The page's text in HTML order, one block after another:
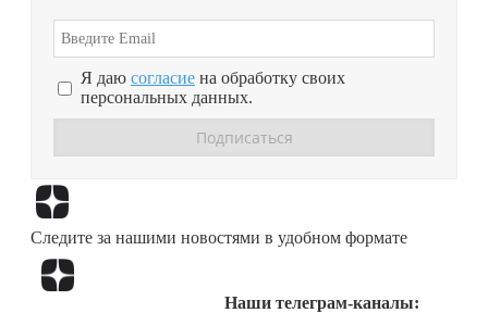
Я даю согласие на обработку своих
персональных данных.
Следите за нашими новостями в удобном формате
Наши телеграм-каналы: